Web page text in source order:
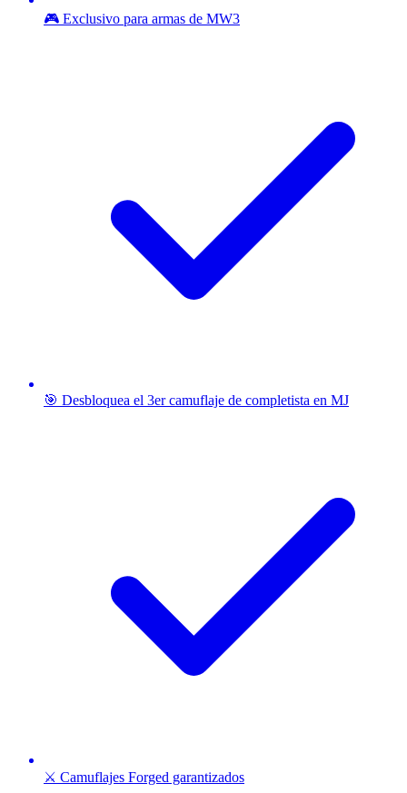
🎮 Exclusivo para armas de MW3
🎯 Desbloquea el 3er camuflaje de completista en MJ
⚔️ Camuflajes Forged garantizados